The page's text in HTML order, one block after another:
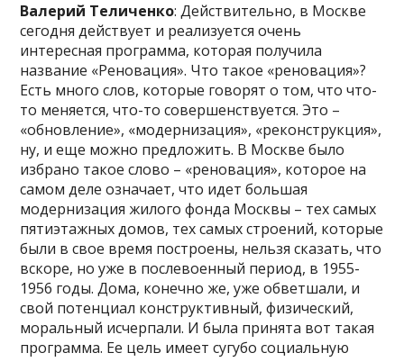
Валерий Теличенко: Действительно, в Москве
сегодня действует и реализуется очень
интересная программа, которая получила
название «Реновация». Что такое «реновация»?
Есть много слов, которые говорят о том, что что-
то меняется, что-то совершенствуется. Это –
«обновление», «модернизация», «реконструкция»,
ну, и еще можно предложить. В Москве было
избрано такое слово – «реновация», которое на
самом деле означает, что идет большая
модернизация жилого фонда Москвы – тех самых
пятиэтажных домов, тех самых строений, которые
были в свое время построены, нельзя сказать, что
вскоре, но уже в послевоенный период, в 1955-
1956 годы. Дома, конечно же, уже обветшали, и
свой потенциал конструктивный, физический,
моральный исчерпали. И была принята вот такая
программа. Ее цель имеет сугубо социальную